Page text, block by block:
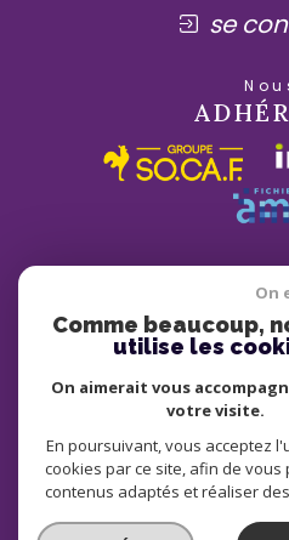
se
© 2026 | TOUS DROITS RÉSERVÉS |
NOS HONORAIRES
PLAN DU SITE
NOS LIENS
On
Comme beaucoup,
utilise les
On aimerait vous
votre visite.
En poursuivant, vous acceptez
cookies par ce site, afin de vous
contenus adaptés et réaliser